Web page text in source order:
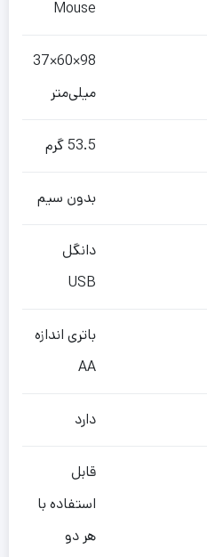
Mouse
98×60×37
میلی‌متر
53.5 گرم
بدون سیم
دانگل
USB
باتری اندازه
AA
دارد
قابل
استفاده با
هر دو